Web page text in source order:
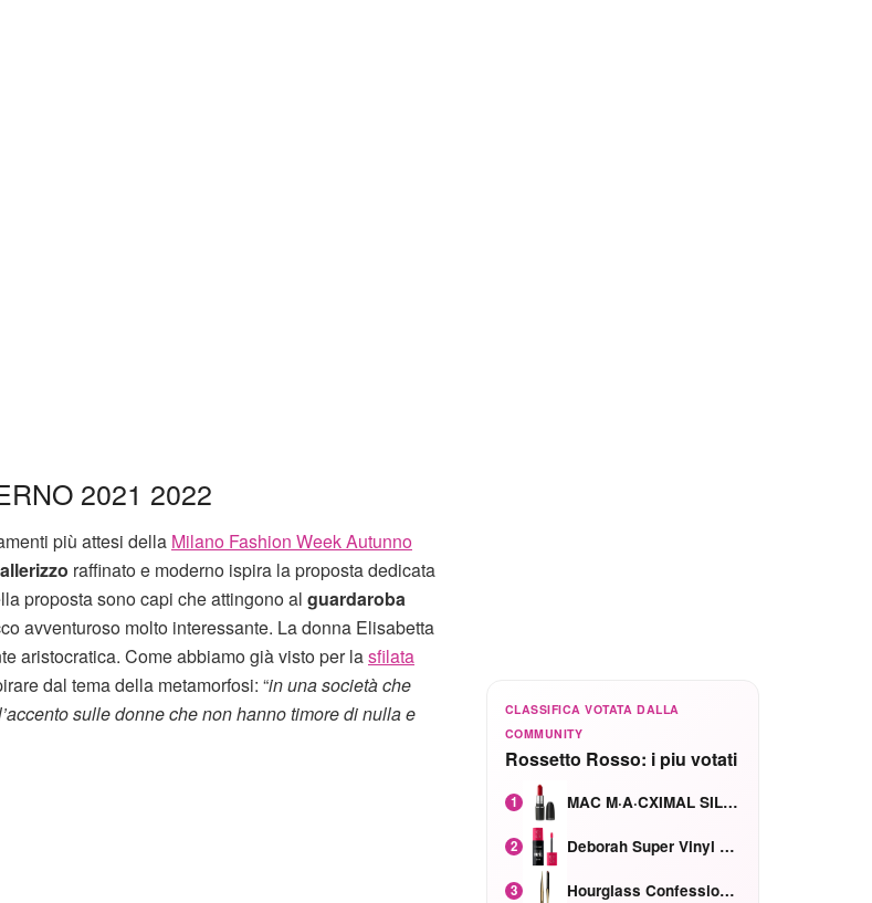
2021 2022
più attesi della Milano Fashion Week Autunno
raffinato e moderno ispira la proposta dedicata
proposta sono capi che attingono al guardaroba
avventuroso molto interessante. La donna Elisabetta
aristocratica. Come abbiamo già visto per lasfilata
dal tema della metamorfosi: “in una società che
sulle donne che non hanno timore di nulla e
CLASSIFICA VOTATA DALLA
COMMUNITY
Rossetto Rosso: i piu votati
1 MAC M·A·CXIMAL SILKY MATTE Red Rock mat
2 Deborah Super Vinyl Shake Rosa Ciliegia
3 Hourglass Confession Ricaricabile Ultra Preciso Ad Alta Intensità Secretly Classic Red